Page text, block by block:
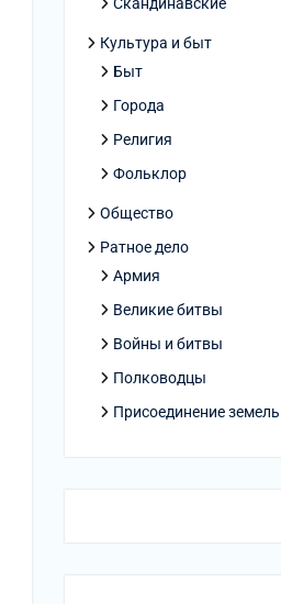
Культура и быт
Быт
Города
Религия
Фольклор
Общество
Ратное дело
Армия
Великие битвы
Войны и битвы
Полководцы
Присоединение земель